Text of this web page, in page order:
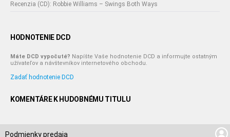
Recenzia (CD): Robbie Williams – Swings Both Ways
HODNOTENIE DCD
Máte DCD vypočuté? Napíšte Vaše hodnotenie DCD a informujte ostatným
užívateľov a návštevníkov internetového obchodu.
Zadať hodnotenie DCD
KOMENTÁRE K HUDOBNÉMU TITULU
Podmienky predaja